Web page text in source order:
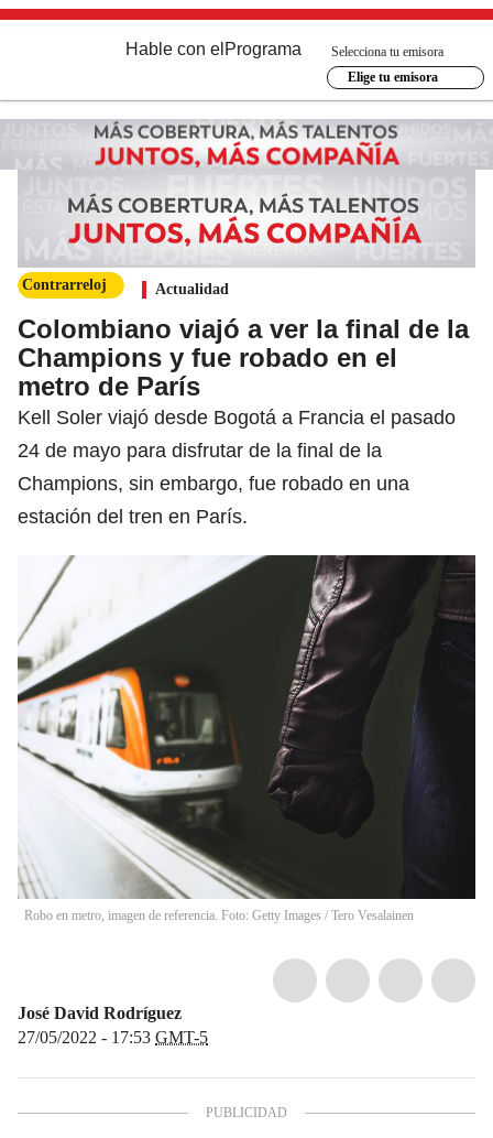
Hable con el Programa
Selecciona tu emisora
Elige tu emisora
Contrarreloj Actualidad
Colombiano viajó a ver la final de la
Champions y fue robado en el
metro de París
Kell Soler viajó desde Bogotá a Francia el pasado
24 de mayo para disfrutar de la final de la
Champions, sin embargo, fue robado en una
estación del tren en París.
Robo en metro, imagen de referencia. Foto: Getty Images / Tero Vesalainen
José David Rodríguez
27/05/2022 - 17:53 GMT-5